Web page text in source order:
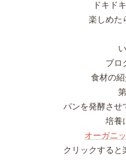
ドキド
楽しめた
ブロ
食材の紹
パンを発酵させ
培養
オーガニ
クリックすると